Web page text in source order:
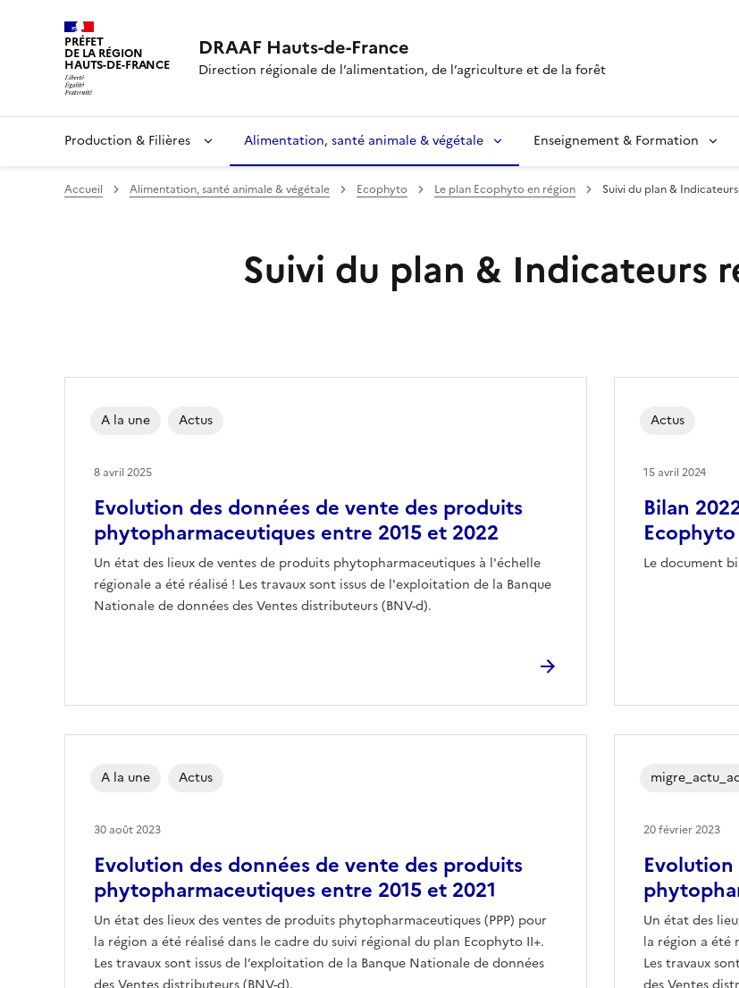
PRÉFET
DE LA RÉGION
HAUTS-DE-FRANCE
DRAAF Hauts-de-France
Direction régionale de l’alimentation, de l’agriculture et de la forêt
Production & Filières Alimentation, santé animale & végétale Enseignement & Formation
Accueil Alimentation, santé animale & végétale Ecophyto Le plan Ecophyto en région Suivi du plan &
Suivi du plan & Indicateurs
Evolution des données de vente des produits
phytopharmaceutiques entre 2015 et 2022
Un état des lieux de ventes de produits phytopharmaceutiques à l'échelle
régionale a été réalisé ! Les travaux sont issus de l'exploitation de la Banque
Nationale de données des Ventes distributeurs (BNV-d).
A la une Actus
8 avril 2025
Bilan
Le document
Actus
15 avril 2024
Evolution des données de vente des produits
phytopharmaceutiques entre 2015 et 2021
Un état des lieux des ventes de produits phytopharmaceutiques (PPP) pour
la région a été réalisé dans le cadre du suivi régional du plan Ecophyto II+.
Les travaux sont issus de l’exploitation de la Banque Nationale de données
A la une Actus
30 août 2023
Un état des
la région a été
Les travaux
20 février 2023